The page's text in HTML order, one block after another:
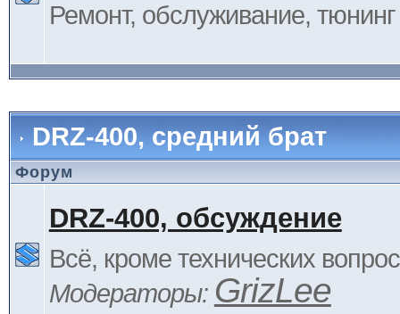
Ремонт, обслуживание, тюнинг
DRZ-400, средний брат
Форум
DRZ-400, обсуждение
Всё, кроме технических
Модераторы: GrizLee